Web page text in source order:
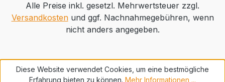
Alle Preise inkl. gesetzl. Mehrwertsteuer zzgl.
Versandkostenund ggf. Nachnahmegebühren, wenn
nicht anders angegeben.
Diese Website verwendet Cookies, um eine bestmögliche
Erfahrung bieten zu können. Mehr Informationen ...